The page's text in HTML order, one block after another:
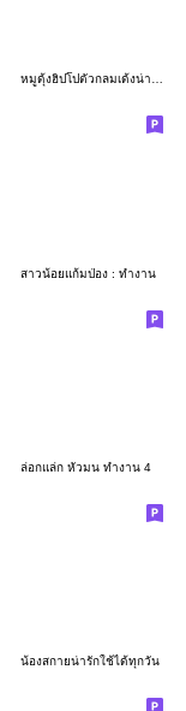
หมูดุ้งฮิปโปตัวกลมเด้งน่ารัก
สาวน้อยแก้มป่อง : ทำงาน
ล่อกแล่ก หัวมน ทำงาน 4
น้องสกายน่ารักใช้ได้ทุกวัน